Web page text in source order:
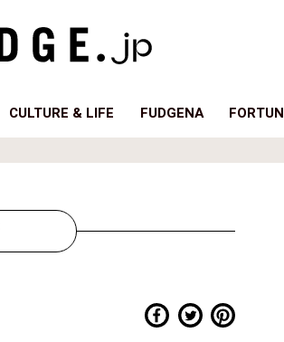
CULTURE & LIFE FUDGENA